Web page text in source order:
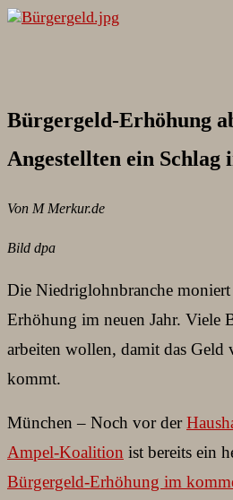
Bürgergeld-Erhöhung
Angestellten ein Schlag
Von M Merkur.de
Bild dpa
Die Niedriglohnbranche
Erhöhung im neuen Jahr. Viele
arbeiten wollen, damit das Geld
kommt.
München – Noch vor der
Ampel-Koalition ist bereits ein
Bürgergeld-Erhöhung im